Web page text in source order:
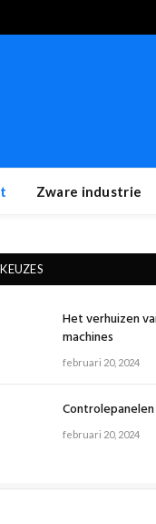
Zware industrie
Het verhuizen
machines
februari 20, 2024
februari 20, 2024